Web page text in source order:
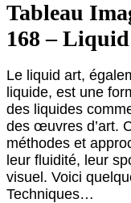
Tableau
168 –
Le liquid art,
liquide, est une
des liquides
des œuvres d’art.
méthodes et
leur fluidité, leur
visuel. Voici
Techniques…